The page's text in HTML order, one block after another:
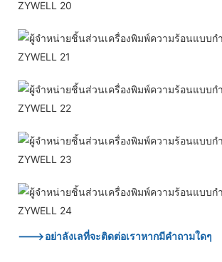
--->อย่าลังเลที่จะติดต่อเราหากมีคำถามใดๆ